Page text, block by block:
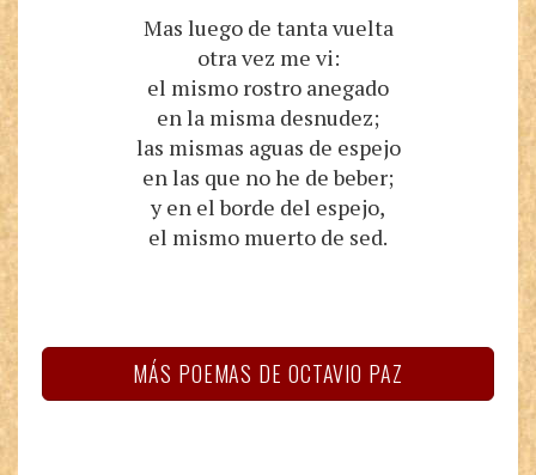
Mas luego de tanta vuelta
otra vez me vi:
el mismo rostro anegado
en la misma desnudez;
las mismas aguas de espejo
en las que no he de beber;
y en el borde del espejo,
el mismo muerto de sed.
MÁS POEMAS DE OCTAVIO PAZ